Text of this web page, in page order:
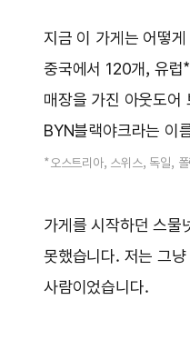
지금 이 가게는 어떻
중국에서 120개, 유럽
매장을 가진 아웃도어
BYN블랙야크라는 이
*오스트리아, 스위스, 독일,
가게를 시작하던 스물
못했습니다. 저는 그
사람이었습니다.